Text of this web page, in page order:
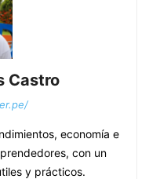
Castro
economía e
con un
y prácticos.